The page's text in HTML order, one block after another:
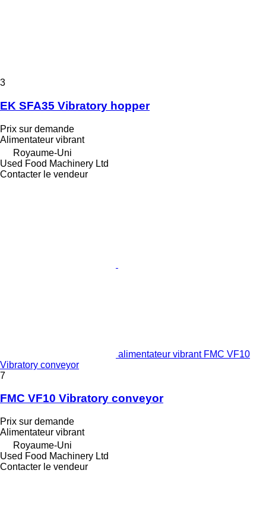
3
EK SFA35 Vibratory hopper
Prix sur demande
Alimentateur vibrant
Royaume-Uni
Used Food Machinery Ltd
Contacter le vendeur
alimentateur vibrant FMC VF10
Vibratory conveyor
7
FMC VF10 Vibratory conveyor
Prix sur demande
Alimentateur vibrant
Royaume-Uni
Used Food Machinery Ltd
Contacter le vendeur